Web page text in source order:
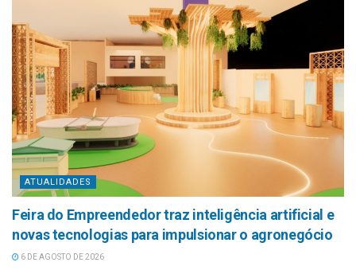
ATUALIDADES
Feira do Empreendedor traz inteligência artificial e
novas tecnologias para impulsionar o agronegócio
6 DE AGOSTO DE 2026